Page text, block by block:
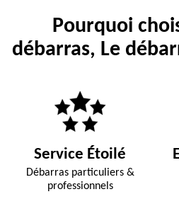
Pourquoi
débarras, Le
Service Étoilé
Débarras particuliers &
professionnels